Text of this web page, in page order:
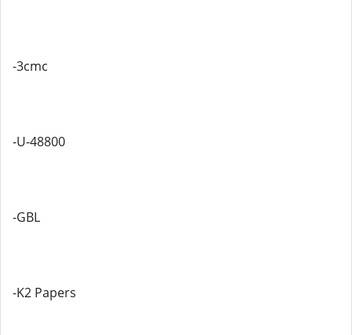
-3cmc
-U-48800
-GBL
-K2 Papers